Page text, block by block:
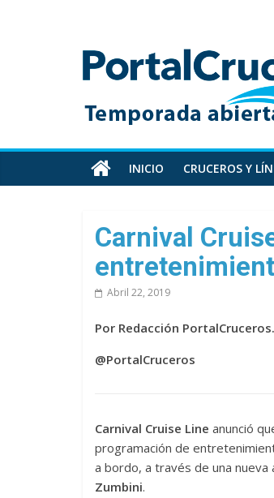
Toda
información
cruceros
en
un
sitio
INICIO CRUCEROS Y
Carnival
Abril 22, 2019
Por Redacción
@PortalCruceros
Carnival Cruise Line anunció
programación de
a bordo, a través de una nueva
Zumbini.